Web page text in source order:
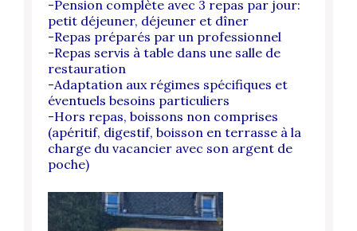
-Pension complète avec 3 repas par jour:
petit déjeuner, déjeuner et dîner
-Repas préparés par un professionnel
-Repas servis à table dans une salle de
restauration
-Adaptation aux régimes spécifiques et
éventuels besoins particuliers
-Hors repas, boissons non comprises
(apéritif, digestif, boisson en terrasse à la
charge du vacancier avec son argent de
poche)